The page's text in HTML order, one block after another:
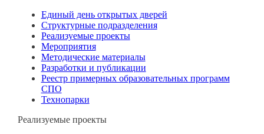
Единый день открытых дверей
Структурные подразделения
Реализуемые проекты
Мероприятия
Методические материалы
Разработки и публикации
Реестр примерных образовательных программ
СПО
Технопарки
Реализуемые проекты